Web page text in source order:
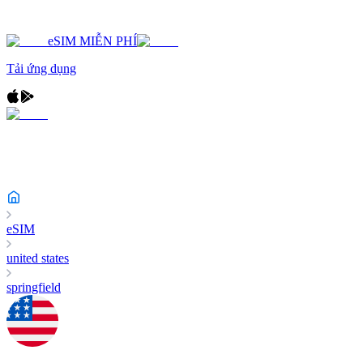
eSIM MIỄN PHÍ
Tải ứng dụng
eSIM
united states
springfield